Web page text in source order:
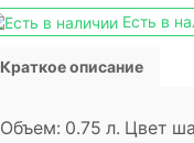
Есть в
Краткое описание
Объем: 0.75 л. Цвет